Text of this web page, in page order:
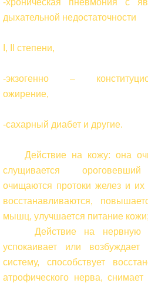
-хроническая пневмония с
дыхательной недостаточности
I, II степени,
-экзогенно –
ожирение,
-сахарный диабет и другие.
Действие на кожу: она
слущивается
очищаются протоки желез и их
восстанавливаются,
мышц, улучшается питание кожи;
Действие на нервную
успокаивает или возбуждает
систему, способствует
атрофического нерва,